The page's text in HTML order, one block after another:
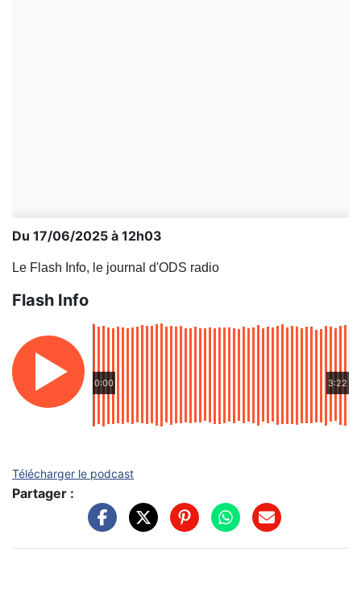
Du 17/06/2025 à 12h03
Le Flash Info, le journal d'ODS radio
Flash Info
0:00 3:22
Télécharger le podcast
Partager :